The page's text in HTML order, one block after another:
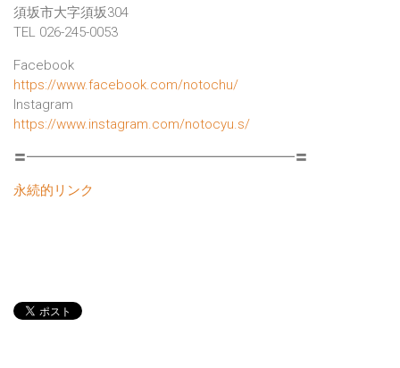
須坂市大字須坂304
TEL 026-245-0053
Facebook
https://www.facebook.com/notochu/
Instagram
https://www.instagram.com/notocyu.s/
〓━━━━━━━━━━━━━━━━━━━━〓
永続的リンク